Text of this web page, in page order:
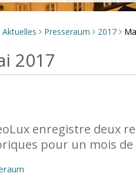
Aktuelles > Presseraum > 2017 >
2017
enregistre deux
pour un mois de